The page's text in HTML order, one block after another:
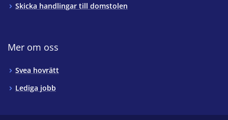
Skicka handlingar till domstolen
Mer om oss
Svea hovrätt
Lediga jobb